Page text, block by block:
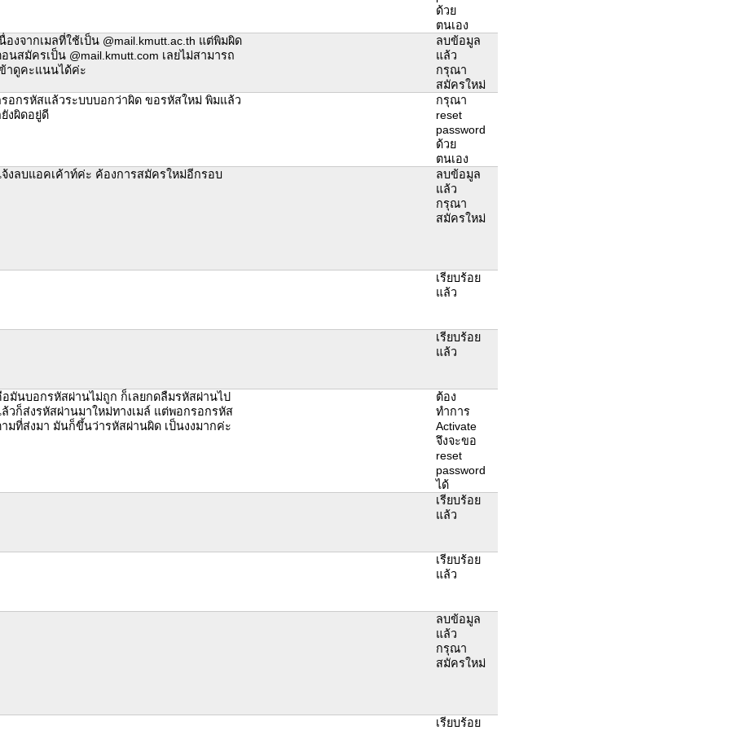
ด้วย
ตนเอง
องจากเมลที่ใช้เป็น @mail.kmutt.ac.th แต่พิมผิด
นสมัครเป็น @mail.kmutt.com เลยไม่สามารถ
าดูคะแนนได้ค่ะ
ลบข้อมูล
แล้ว
กรุณา
สมัครใหม่
อกรหัสแล้วระบบบอกว่าผิด ขอรหัสใหม่ พิมแล้ว
งผิดอยู่ดี
กรุณา
reset
password
ด้วย
ตนเอง
งลบแอคเค้าท์ค่ะ ค้องการสมัครใหม่อีกรอบ
ลบข้อมูล
แล้ว
กรุณา
สมัครใหม่
เรียบร้อย
แล้ว
เรียบร้อย
แล้ว
มันบอกรหัสผ่านไม่ถูก ก็เลยกดลืมรหัสผ่านไป
วก็ส่งรหัสผ่านมาใหม่ทางเมล์ แต่พอกรอกรหัส
มที่ส่งมา มันก็ขึ้นว่ารหัสผ่านผิด เป็นงงมากค่ะ
ต้อง
ทำการ
Activate
จึงจะขอ
reset
password
ได้
เรียบร้อย
แล้ว
เรียบร้อย
แล้ว
ลบข้อมูล
แล้ว
กรุณา
สมัครใหม่
เรียบร้อย